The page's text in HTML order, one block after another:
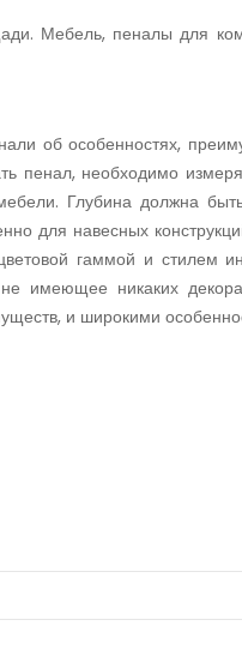
Мебель, пеналы для
об особенностях,
пенал, необходимо
Глубина должна
для навесных
гаммой и стилем
имеющее никаких
и широкими